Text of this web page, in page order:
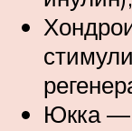
Юкка —